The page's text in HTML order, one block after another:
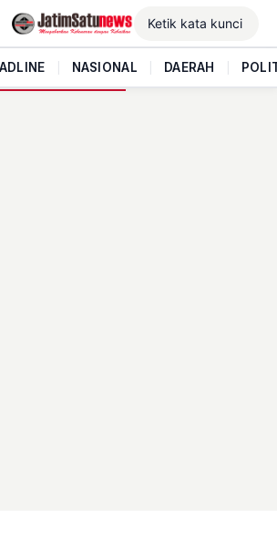
NASIONAL DAERAH